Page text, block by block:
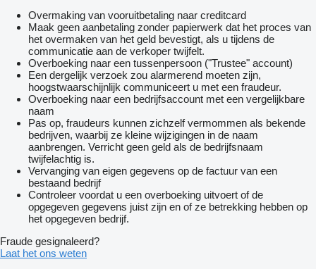
Overmaking van vooruitbetaling naar creditcard
Maak geen aanbetaling zonder papierwerk dat het proces van
het overmaken van het geld bevestigt, als u tijdens de
communicatie aan de verkoper twijfelt.
Overboeking naar een tussenpersoon ("Trustee" account)
Een dergelijk verzoek zou alarmerend moeten zijn,
hoogstwaarschijnlijk communiceert u met een fraudeur.
Overboeking naar een bedrijfsaccount met een vergelijkbare
naam
Pas op, fraudeurs kunnen zichzelf vermommen als bekende
bedrijven, waarbij ze kleine wijzigingen in de naam
aanbrengen. Verricht geen geld als de bedrijfsnaam
twijfelachtig is.
Vervanging van eigen gegevens op de factuur van een
bestaand bedrijf
Controleer voordat u een overboeking uitvoert of de
opgegeven gegevens juist zijn en of ze betrekking hebben op
het opgegeven bedrijf.
Fraude gesignaleerd?
Laat het ons weten